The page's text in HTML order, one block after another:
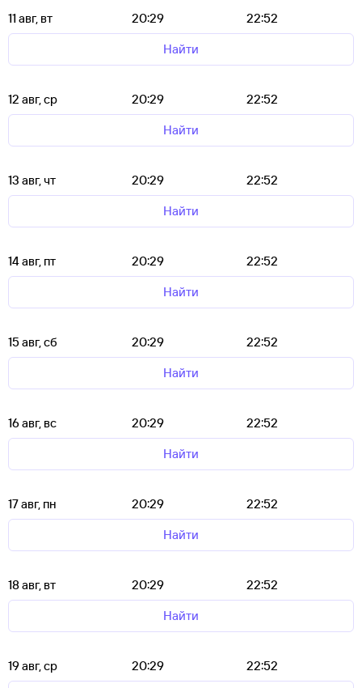
11 авг, вт 20:29
22:52
Найти
12 авг, ср 20:29
22:52
Найти
13 авг, чт 20:29
22:52
Найти
14 авг, пт 20:29
22:52
Найти
15 авг, сб 20:29
22:52
Найти
16 авг, вс 20:29
22:52
Найти
17 авг, пн 20:29
22:52
Найти
18 авг, вт 20:29
22:52
Найти
19 авг, ср 20:29
22:52